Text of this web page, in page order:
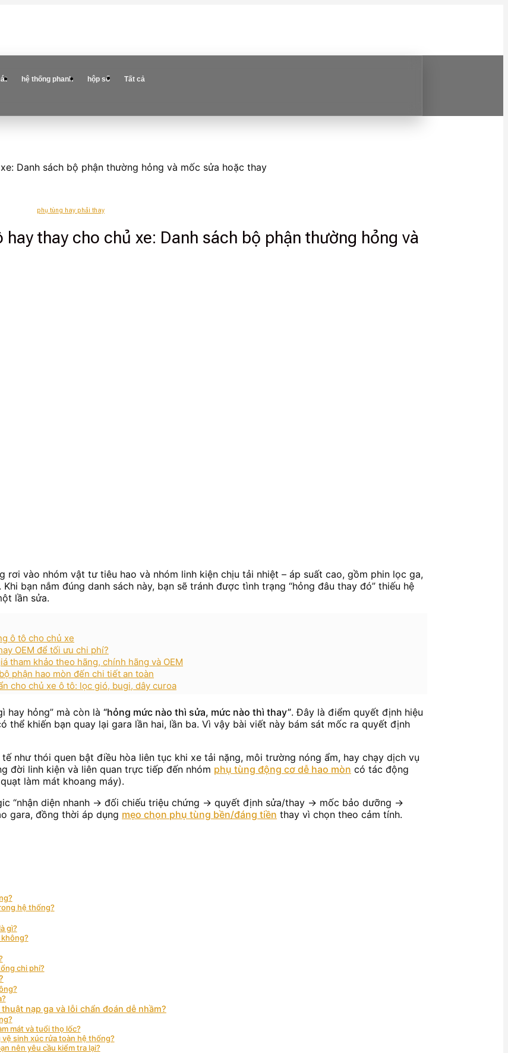
hệ thống phanh hộp số Tất cả
Danh sách bộ phận thường hỏng và mốc sửa hoặc thay
phụ tùng hay phải thay
thay cho chủ xe: Danh sách bộ phận thường hỏng và
rơi vào nhóm vật tư tiêu hao và nhóm linh kiện chịu tải nhiệt – áp suất cao, gồm phin lọc ga,
bạn nắm đúng danh sách này, bạn sẽ tránh được tình trạng “hỏng đâu thay đó” thiếu hệ
lần sửa.
ô tô cho chủ xe
OEM để tối ưu chi phí?
tham khảo theo hãng, chính hãng và OEM
phận hao mòn đến chi tiết an toàn
cho chủ xe ô tô: lọc gió, bugi, dây curoa
hay hỏng” mà còn là “hỏng mức nào thì sửa, mức nào thì thay”. Đây là điểm quyết định hiệu
thể khiến bạn quay lại gara lần hai, lần ba. Vì vậy bài viết này bám sát mốc ra quyết định
như thói quen bật điều hòa liên tục khi xe tải nặng, môi trường nóng ẩm, hay chạy dịch vụ
đời linh kiện và liên quan trực tiếp đến nhóm phụ tùng động cơ dễ hao mòn có tác động
làm mát khoang máy).
“nhận diện nhanh → đối chiếu triệu chứng → quyết định sửa/thay → mốc bảo dưỡng →
gara, đồng thời áp dụng mẹo chọn phụ tùng bền/đáng tiền thay vì chọn theo cảm tính.
hệ thống?
gì?
chi phí?
nạp ga và lỗi chẩn đoán dễ nhầm?
mát và tuổi thọ lốc?
sinh xúc rửa toàn hệ thống?
nên yêu cầu kiểm tra lại?